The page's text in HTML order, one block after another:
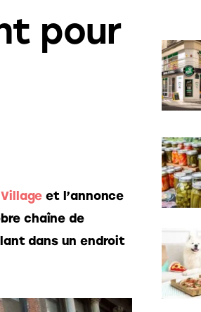
pour
et l’annonce
chaîne de
dans un endroit